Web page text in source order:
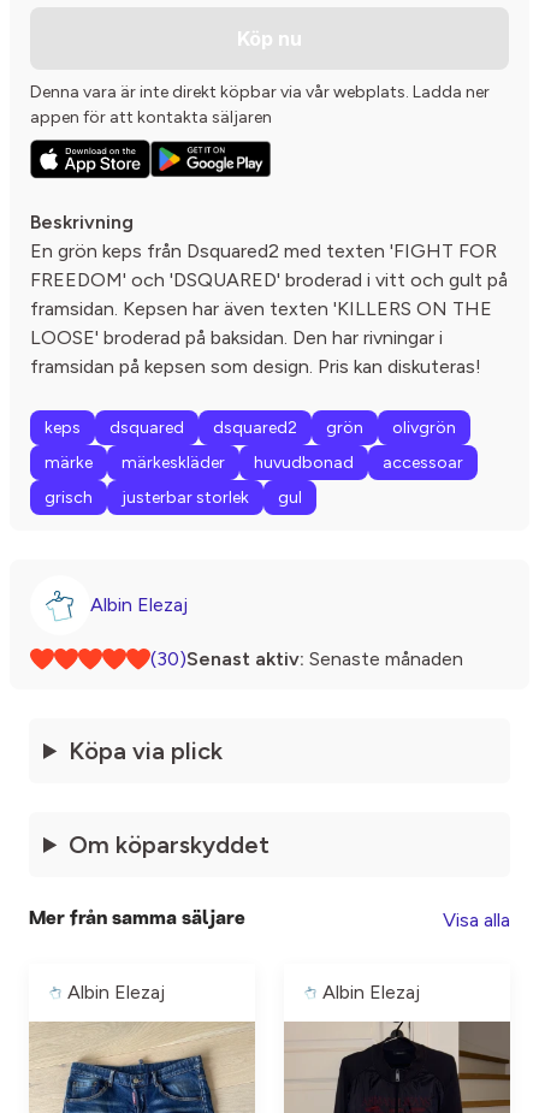
Köp nu
Denna vara är inte direkt köpbar via vår webplats. Ladda ner
appen för att kontakta säljaren
Beskrivning
En grön keps från Dsquared2 med texten 'FIGHT FOR
FREEDOM' och 'DSQUARED' broderad i vitt och gult på
framsidan. Kepsen har även texten 'KILLERS ON THE
LOOSE' broderad på baksidan. Den har rivningar i
framsidan på kepsen som design. Pris kan diskuteras!
keps dsquared dsquared2 grön
olivgrön
märke
märkeskläder huvudbonad
accessoar
grisch
justerbar storlek gul
Albin Elezaj
(30)Senast aktiv: Senaste månaden
Köpa via plick
Om köparskyddet
Mer från samma säljare Visa alla
Albin Elezaj Albin Elezaj